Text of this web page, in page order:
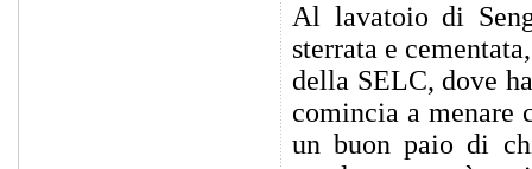
Al lavatoio di
sterrata e
della SELC, dove
comincia a menare
un buon paio di